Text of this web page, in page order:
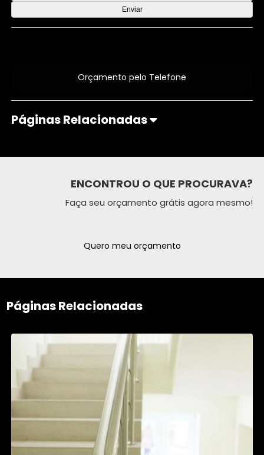
Orçamento pelo Telefone
Páginas Relacionadas
ENCONTROU O QUE PROCURAVA?
Faça seu orçamento grátis agora mesmo!
Quero meu orçamento
Páginas Relacionadas